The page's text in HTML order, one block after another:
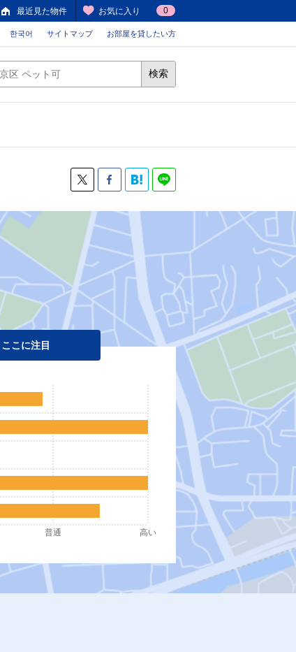
最近見た物件 お気に入り 0
한국어 サイトマップ お部屋を貸したい方
検索
こに注目
普通 高い